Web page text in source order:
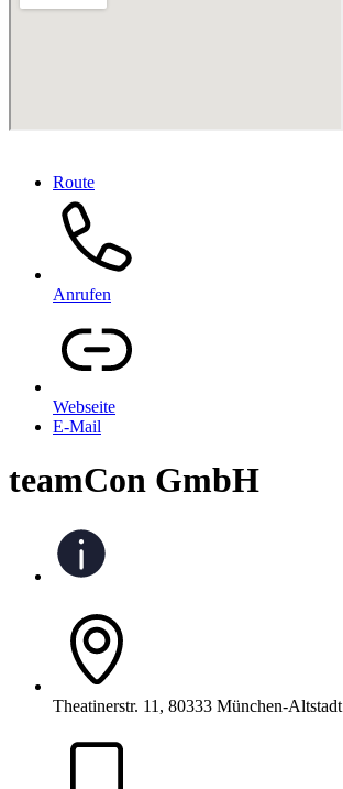
Route
Anrufen
Webseite
E-Mail
teamCon GmbH
Theatinerstr. 11, 80333 München-Altstadt